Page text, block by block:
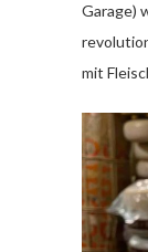
Garage)
mit